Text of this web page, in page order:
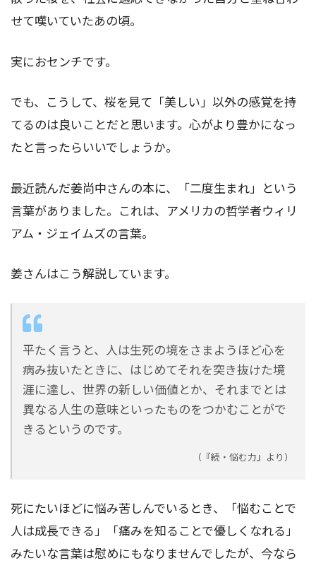
せて嘆いていたあの頃。
実におセンチです。
でも、こうして、桜を見て「美しい」以外の感覚を持
てるのは良いことだと思います。心がより豊かになっ
たと言ったらいいでしょうか。
最近読んだ姜尚中さんの本に、「二度生まれ」という
言葉がありました。これは、アメリカの哲学者ウィリ
アム・ジェイムズの言葉。
姜さんはこう解説しています。
平たく言うと、人は生死の境をさまようほど心を
病み抜いたときに、はじめてそれを突き抜けた境
涯に達し、世界の新しい価値とか、それまでとは
異なる人生の意味といったものをつかむことがで
きるというのです。
（『続・悩む力』より）
死にたいほどに悩み苦しんでいるとき、「悩むことで
人は成長できる」「痛みを知ることで優しくなれる」
みたいな言葉は慰めにもなりませんでしたが、今なら